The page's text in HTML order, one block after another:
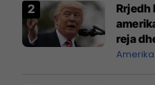
Rrjedh
reja
Amerika